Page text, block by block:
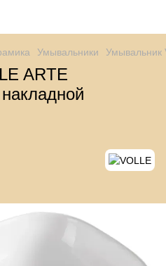
Умывальники Умывальник
ARTE